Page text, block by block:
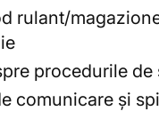
rulant/
procedurile
comunicare și